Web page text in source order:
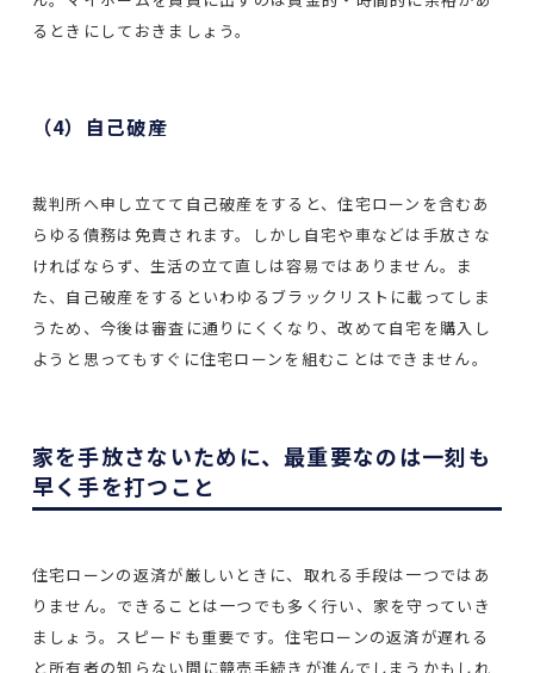
るときにしておきましょう。
（4）自己破産
裁判所へ申し立てて自己破産をすると、住宅ローンを含むあ
らゆる債務は免責されます。しかし自宅や車などは手放さな
ければならず、生活の立て直しは容易ではありません。ま
た、自己破産をするといわゆるブラックリストに載ってしま
うため、今後は審査に通りにくくなり、改めて自宅を購入し
ようと思ってもすぐに住宅ローンを組むことはできません。
家を手放さないために、最重要なのは一刻も
早く手を打つこと
住宅ローンの返済が厳しいときに、取れる手段は一つではあ
りません。できることは一つでも多く行い、家を守っていき
ましょう。スピードも重要です。住宅ローンの返済が遅れる
と所有者の知らない間に競売手続きが進んでしまうかもしれ